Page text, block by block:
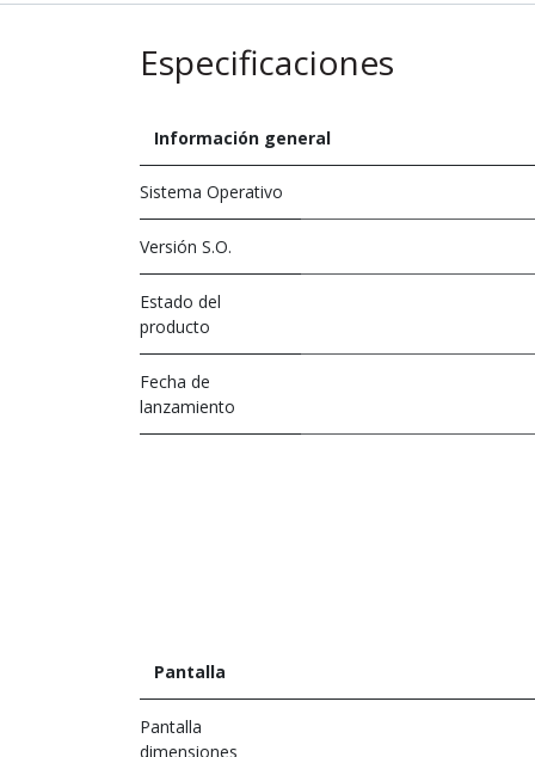
Especificaciones
Información general
Sistema Operativo
Versión S.O.
Estado del
producto
Fecha de
lanzamiento
Pantalla
Pantalla
dimensiones